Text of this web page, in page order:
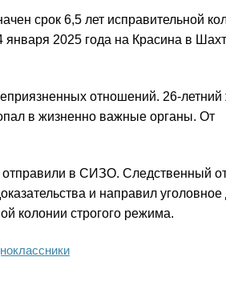
срок 6,5 лет исправительной
2025 года на Красина в
отношений. 26-летний
в жизненно важные органы. От
в СИЗО. Следственный
и направил уголовное
колонии строгого режима.